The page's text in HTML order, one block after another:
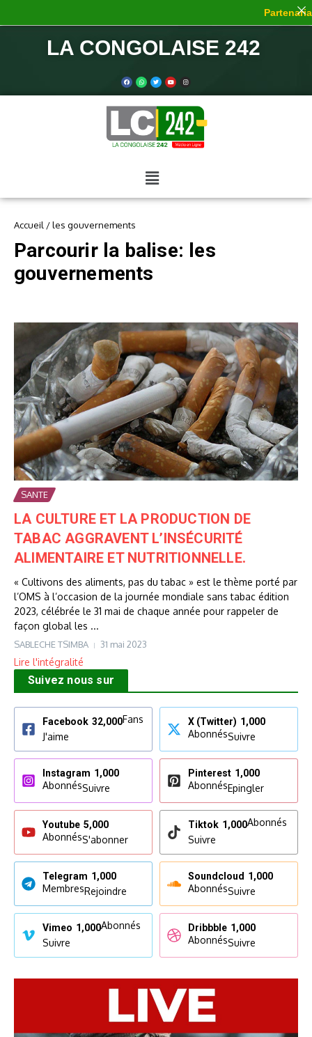
LA CONGOLAISE 242
Accueil /les gouvernements
Parcourir la balise: les
gouvernements
SANTE
LA CULTURE ET LA PRODUCTION DE
TABAC AGGRAVENT L’INSÉCURITÉ
ALIMENTAIRE ET NUTRITIONNELLE.
« Cultivons des aliments, pas du tabac » est le thème porté par
l’OMS à l’occasion de la journée mondiale sans tabac édition
2023, célébrée le 31 mai de chaque année pour rappeler de
façon global les ...
SABLECHE TSIMBA 31 mai 2023
Lire l'intégralité
Suivez nous sur
Facebook 32,000Fans
J'aime
X (Twitter) 1,000
AbonnésSuivre
Instagram 1,000
AbonnésSuivre
Pinterest 1,000
AbonnésEpingler
Youtube 5,000
AbonnésS'abonner
Tiktok 1,000Abonnés
Suivre
Telegram 1,000
MembresRejoindre
Soundcloud 1,000
AbonnésSuivre
Vimeo 1,000Abonnés
Suivre
Dribbble 1,000
AbonnésSuivre